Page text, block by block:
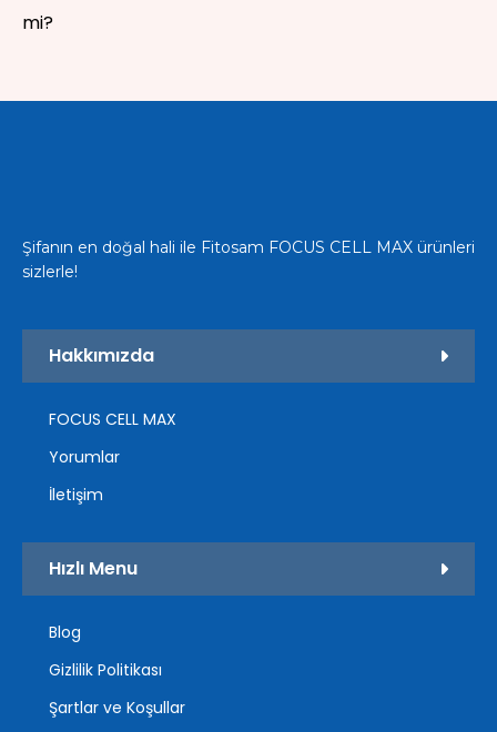
Şifanın en doğal hali ile Fitosam FOCUS CELL MAX ürünleri
sizlerle!
Hakkımızda
FOCUS CELL MAX
Yorumlar
İletişim
Hızlı Menu
Blog
Gizlilik Politikası
Şartlar ve Koşullar